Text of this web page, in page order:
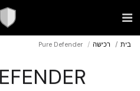
בית רכישה Pure Defender